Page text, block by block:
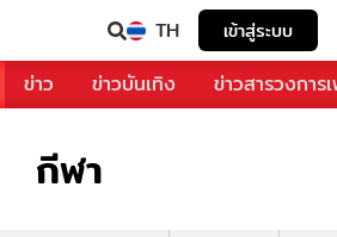
TH เข้าสู่ระบบ
ข่าว ข่าวบันเทิง ข่าวสารวงการ
กีฬา